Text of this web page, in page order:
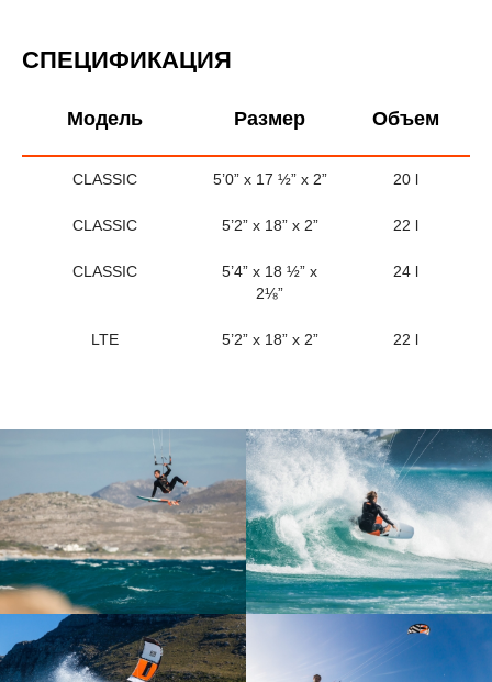
СПЕЦИФИКАЦИЯ
Модель Размер Объем
CLASSIC 5’0” x 17 ½” x 2” 20 l
CLASSIC 5’2” x 18” x 2” 22 l
CLASSIC
5’4” x 18 ½” x
2⅛”
24 l
LTE 5’2” x 18” x 2” 22 l